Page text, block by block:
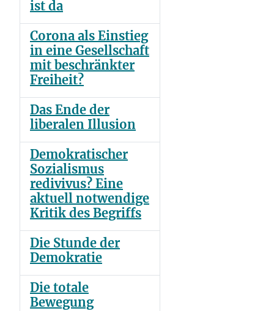
ist da
Corona als Einstieg
in eine Gesellschaft
mit beschränkter
Freiheit?
Das Ende der
liberalen Illusion
Demokratischer
Sozialismus
redivivus? Eine
aktuell notwendige
Kritik des Begriffs
Die Stunde der
Demokratie
Die totale
Bewegung